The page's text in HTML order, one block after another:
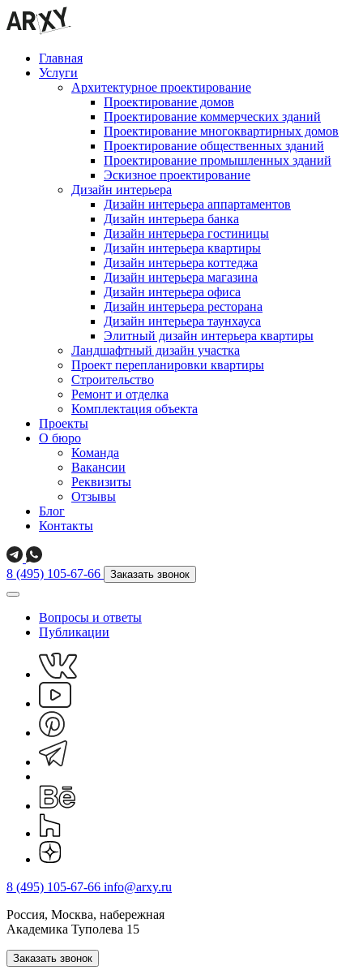
Главная
Услуги
Архитектурное проектирование
Проектирование домов
Проектирование коммерческих зданий
Проектирование многоквартирных домов
Проектирование общественных зданий
Проектирование промышленных зданий
Эскизное проектирование
Дизайн интерьера
Дизайн интерьера аппартаментов
Дизайн интерьера банка
Дизайн интерьера гостиницы
Дизайн интерьера квартиры
Дизайн интерьера коттеджа
Дизайн интерьера магазина
Дизайн интерьера офиса
Дизайн интерьера ресторана
Дизайн интерьера таунхауса
Элитный дизайн интерьера квартиры
Ландшафтный дизайн участка
Проект перепланировки квартиры
Строительство
Ремонт и отделка
Комплектация объекта
Проекты
О бюро
Команда
Вакансии
Реквизиты
Отзывы
Блог
Контакты
8 (495) 105-67-66 Заказать звонок
Вопросы и ответы
Публикации
8 (495) 105-67-66 info@arxy.ru
Россия, Москва, набережная
Академика Туполева 15
Заказать звонок